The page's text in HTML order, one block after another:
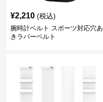
¥2,210 (税込)
腕時計ベルト スポーツ対応穴あ
きラバーベルト